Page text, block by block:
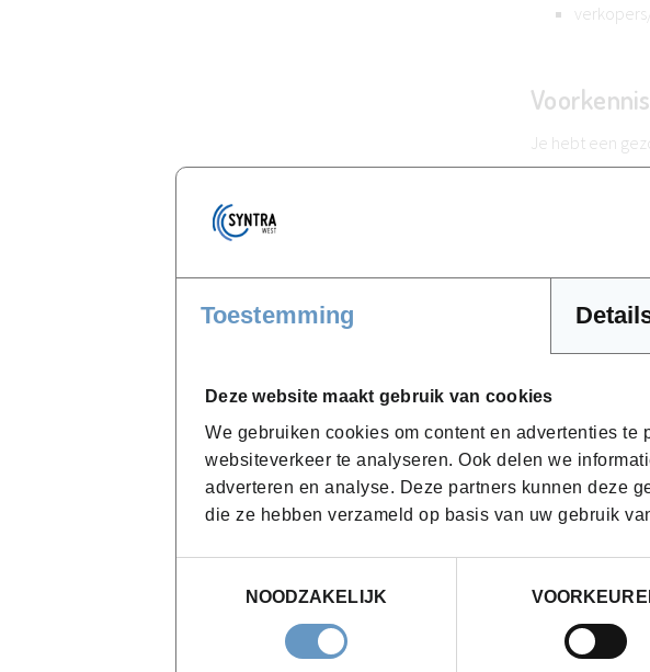
Toestemming
Deze website maakt gebruik van cookies
We gebruiken cookies om content en advertenties
websiteverkeer te analyseren. Ook delen we
adverteren en analyse. Deze partners kunnen deze
die ze hebben verzameld op basis van uw gebruik
NOODZAKELIJK
Voorkennis
Je hebt een
Wat is
Doping:
Sporten
Sporten